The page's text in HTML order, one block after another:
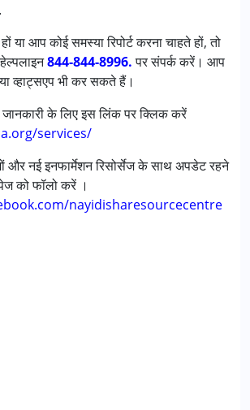
या आप कोई समस्या रिपोर्ट करना चाहते हों, तो
844-844-8996.पर संपर्क करें। आप
व्हाट्सएप भी कर सकते हैं।
के लिए इस लिंक पर क्लिक करें
services/
और नई इनफार्मेशन रिसोर्सेज के साथ अपडेट रहने
को फॉलो करें ।
nayidisharesourcecentre
,6 - 12 years ,13 - 17 years